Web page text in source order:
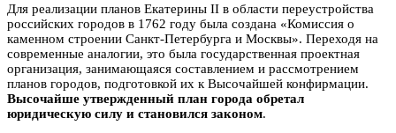
Для реализации планов Екатерины II в области переустройства
российских городов в 1762 году была создана «Комиссия о
каменном строении Санкт-Петербурга и Москвы». Переходя на
современные аналогии, это была государственная проектная
организация, занимающаяся составлением и рассмотрением
планов городов, подготовкой их к Высочайшей конфирмации.
Высочайше утвержденный план города обретал
юридическую силу и становился законом.